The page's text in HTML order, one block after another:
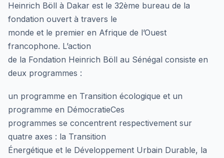
Heinrich Böll à Dakar est le 32ème bureau de la
fondation ouvert à travers le
monde et le premier en Afrique de l’Ouest
francophone. L’action
de la Fondation Heinrich Böll au Sénégal consiste en
deux programmes :
un programme en Transition écologique et un
programme en DémocratieCes
programmes se concentrent respectivement sur
quatre axes : la Transition
Énergétique et le Développement Urbain Durable, la